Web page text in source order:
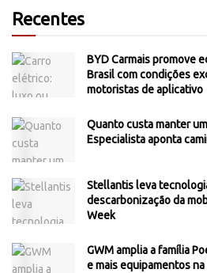
Recentes
BYD Carmais promove
Brasil com condições
motoristas de aplicativo
Quanto custa manter
Especialista aponta
Stellantis leva
descarbonização da
Week
GWM amplia a família
e mais equipamentos